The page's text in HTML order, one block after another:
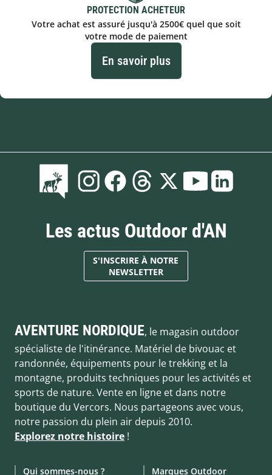
PROTECTION ACHETEUR
Votre achat est assuré jusqu'à 2500€ quel que soit
votre mode de paiement
En savoir plus
Les actus Outdoor d'AN
S'INSCRIRE À NOTRE
NEWSLETTER
AVENTURE NORDIQUE, le magasin outdoor
spécialiste de l'itinérance. Matériel de bivouac et
randonnée, équipements pour le trekking et la
montagne, produits techniques pour les activités et
sports de nature. Vente en ligne et dans notre
boutique du Vercors. Nous partageons avec vous,
notre passion du plein air depuis 2010.
Explorez notre histoire !
Qui sommes-nous ? Marques Outdoor